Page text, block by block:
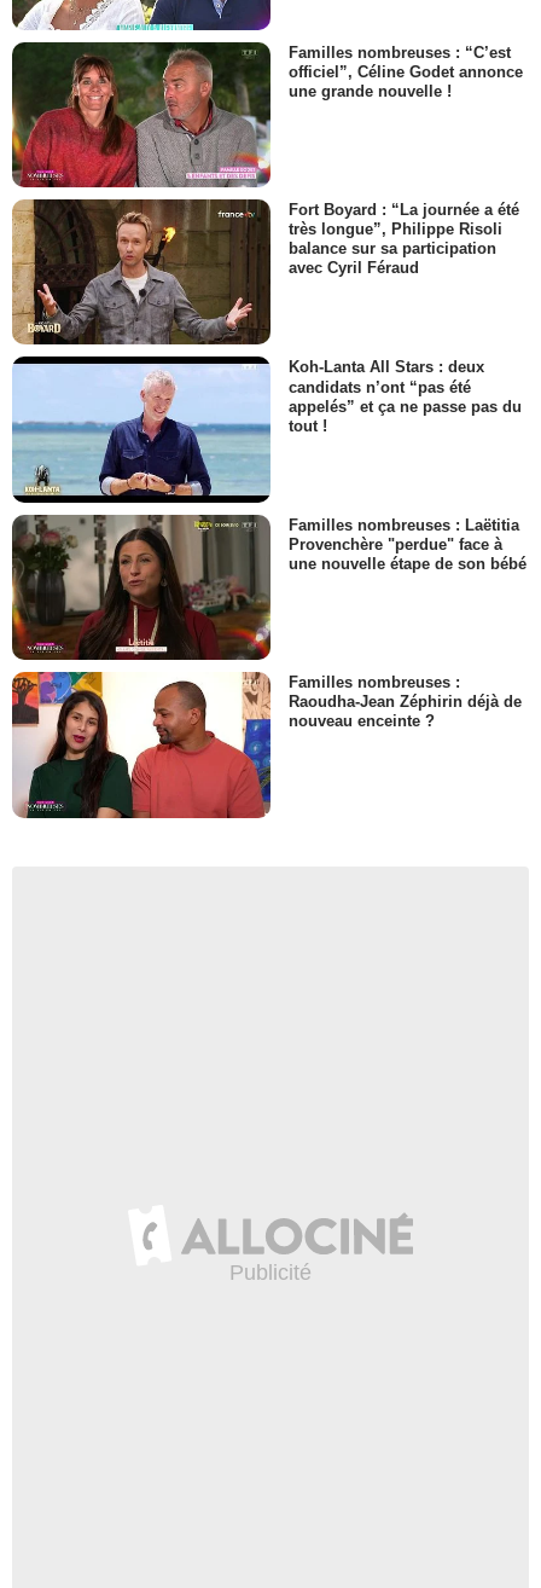
Familles nombreuses : “C’est
officiel”, Céline Godet annonce
une grande nouvelle !
Fort Boyard : “La journée a été
très longue”, Philippe Risoli
balance sur sa participation
avec Cyril Féraud
Koh-Lanta All Stars : deux
candidats n’ont “pas été
appelés” et ça ne passe pas du
tout !
Familles nombreuses : Laëtitia
Provenchère "perdue" face à
une nouvelle étape de son bébé
Familles nombreuses :
Raoudha-Jean Zéphirin déjà de
nouveau enceinte ?